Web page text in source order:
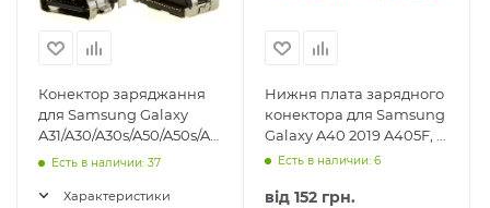
Конектор заряджання
для Samsung Galaxy
A31/A30/A30s/A50/A50s/A51/A40/A41/M51,
USB Type-C
Есть в наличии: 37
Характеристики
Нижня плата зарядного
конектора для Samsung
Galaxy A40 2019 A405F, з
конектором навушників
Есть в наличии: 6
від 152 грн.